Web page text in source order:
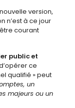
version,
n’est à ce jour
courant
public et
ce
qualifié » peut
un
majeurs ou un